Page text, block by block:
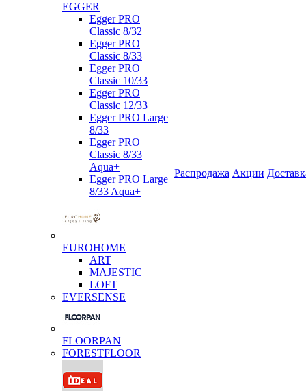
EGGER
Egger PRO
Classic 8/32
Egger PRO
Classic 8/33
Egger PRO
Classic 10/33
Egger PRO
Classic 12/33
Egger PRO Large
8/33
Egger PRO
Classic 8/33
Aqua+
Egger PRO Large
8/33 Aqua+
EUROHOME
ART
MAJESTIC
LOFT
EVERSENSE
FLOORPAN
FORESTFLOOR
Распродажа Акции